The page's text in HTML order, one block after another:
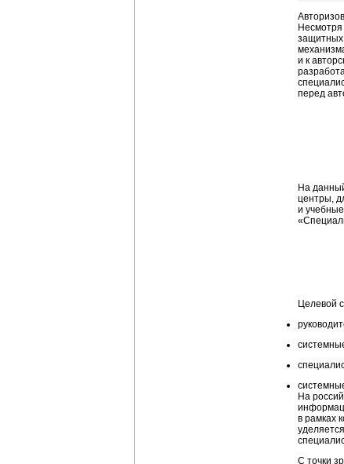
защитных
и к
перед
На
центры,
и
Целевой
На
в рамках
С точки